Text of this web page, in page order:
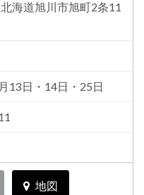
海道旭川市旭町2条11
13日・14日・25日
地図